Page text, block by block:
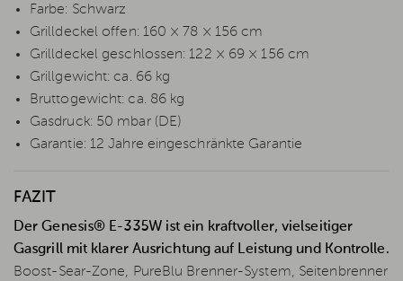
Farbe: Schwarz
Grilldeckel offen: 160 × 78 × 156 cm
Grilldeckel geschlossen: 122 × 69 × 156 cm
Grillgewicht: ca. 66 kg
Bruttogewicht: ca. 86 kg
Gasdruck: 50 mbar (DE)
Garantie: 12 Jahre eingeschränkte Garantie
FAZIT
Der Genesis® E-335W ist ein kraftvoller, vielseitiger
Gasgrill mit klarer Ausrichtung auf Leistung und Kontrolle.
Boost-Sear-Zone, PureBlu Brenner-System, Seitenbrenner